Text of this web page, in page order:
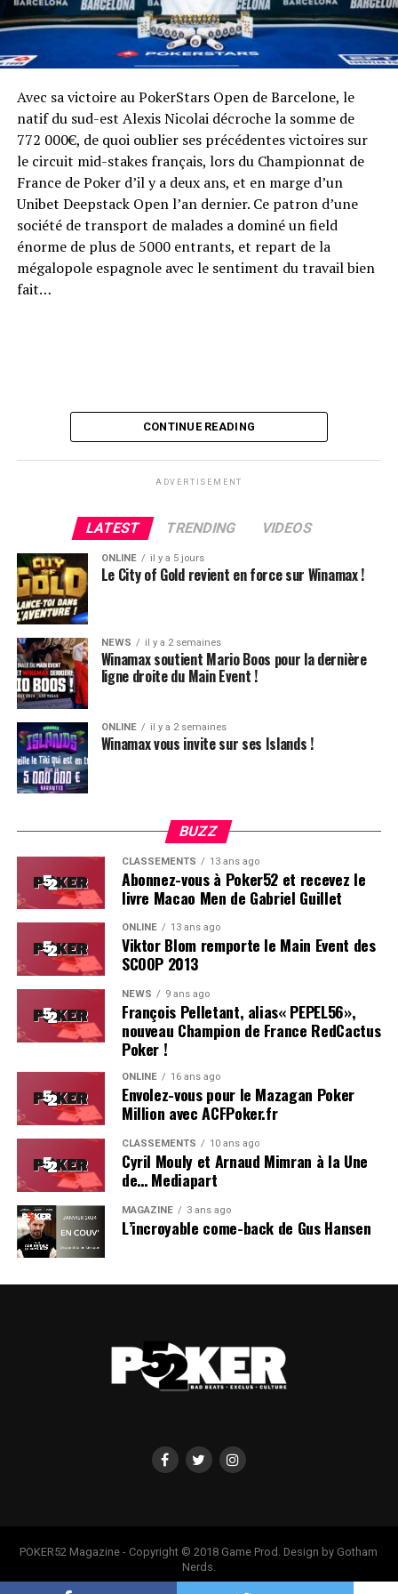
par Barrière, la fréquentation est en effet plus que doublée
au Club durant l’EPT. En amont de l’EPT, il proposera une
large choix de tournois qualificatifs (satellites) pour les
joueurs parisiens, les mercredis 28 janvier et 4 février
ainsi que toute la semaine du 9 au 15 février. Ils
permettront de se qualifier à moindre coût (entre 200 € et
750 €) pour le Main Event EPT (à 5 300€) ou alors le Main
Event Pokerstars Open (à 1 650 €). Pour offrir en continu
aux joueurs le meilleur de l’expérience Barrière et du jeu à
Paris, le Club proposera également des parties de cash
game durant toute la durée de la compétition. Clément
Martin Saint Léon, Directeur général Casinos du groupe
Barrière, a indiqué : « Le retour de l’EPT à Paris est un
événement majeur qui va rassembler dans la capitale
ferveur incroyable qui sera décuplée par le retour des
joueurs, enfin, à Paris. »
Avec sa victoire au PokerStars Open de Barcelone, le
natif du sud-est Alexis Nicolai décroche la somme de
772 000€, de quoi oublier ses précédentes victoires sur
le circuit mid-stakes français, lors du Championnat de
France de Poker d’il y a deux ans, et en marge d’un
Unibet Deepstack Open l’an dernier. Ce patron d’une
société de transport de malades a dominé un field
énorme de plus de 5000 entrants, et repart de la
mégalopole espagnole avec le sentiment du travail bien
fait…
CONTINUE READING
ADVERTISEMENT
LATEST TRENDING VIDEOS
ONLINE il y a 5 jours
Le City of Gold revient en force sur Winamax !
NEWS il y a 2 semaines
Winamax soutient Mario Boos pour la dernière
ligne droite du Main Event !
ONLINE il y a 2 semaines
Winamax vous invite sur ses Islands !
BUZZ
CLASSEMENTS 13 ans ago
Abonnez-vous à Poker52 et recevez le
livre Macao Men de Gabriel Guillet
ONLINE 13 ans ago
Viktor Blom remporte le Main Event des
SCOOP 2013
NEWS 9 ans ago
François Pelletant, alias« PEPEL56»,
nouveau Champion de France RedCactus
Poker !
ONLINE 16 ans ago
Envolez-vous pour le Mazagan Poker
Million avec ACFPoker.fr
CLASSEMENTS 10 ans ago
Cyril Mouly et Arnaud Mimran à la Une
de… Mediapart
MAGAZINE 3 ans ago
L’incroyable come-back de Gus Hansen
POKER52 Magazine - Copyright © 2018 Game Prod. Design by Gotham
Nerds.